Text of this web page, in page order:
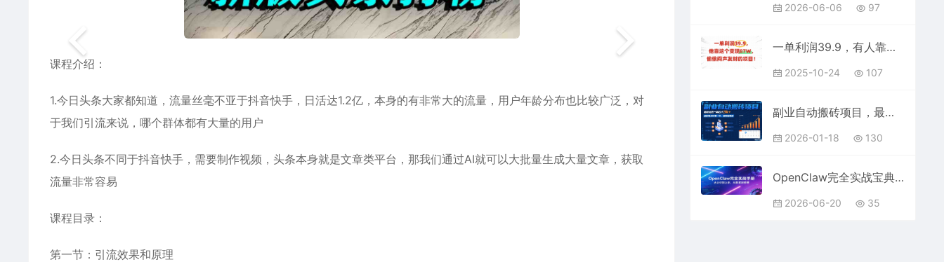
课程介绍：
1.今日头条大家都知道，流量丝毫不亚于抖音快手，日活达1.2亿，本身的有非常大的流量，用户年龄分布也比较广泛，对
于我们引流来说，哪个群体都有大量的用户
2.今日头条不同于抖音快手，需要制作视频，头条本身就是文章类平台，那我们通过AI就可以大批量生成大量文章，获取
流量非常容易
课程目录：
第一节：引流效果和原理
2026-06-06 97
一单利润39.9，有人靠这个变现几十个，偷偷闷声发财的项目
2025-10-24 107
副业自动搬砖项目，最新玩法一周收入3k+，稳定持续可做一年，保姆级教程【揭秘】
2026-01-18 130
OpenClaw完全实战宝典：零基础上手，深度配置，商业变现
2026-06-20 35